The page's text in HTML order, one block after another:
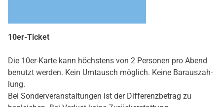
10er-Ticket
Die 10er-Kar­te kann höchs­tens von 2 Per­so­nen pro Abend
benutzt wer­den. Kein Umtausch mög­lich. Kei­ne Bar­aus­zah­
lung.
Bei Son­der­ver­an­stal­tun­gen ist der Dif­fe­renz­be­trag zu